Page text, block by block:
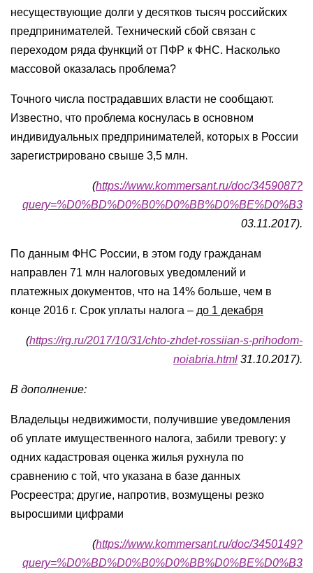
несуществующие долги у десятков тысяч российских
предпринимателей. Технический сбой связан с
переходом ряда функций от ПФР к ФНС. Насколько
массовой оказалась проблема?
Точного числа пострадавших власти не сообщают.
Известно, что проблема коснулась в основном
индивидуальных предпринимателей, которых в России
зарегистрировано свыше 3,5 млн.
(https://www.kommersant.ru/doc/3459087?
query=%D0%BD%D0%B0%D0%BB%D0%BE%D0%B3
03.11.2017).
По данным ФНС России, в этом году гражданам
направлен 71 млн налоговых уведомлений и
платежных документов, что на 14% больше, чем в
конце 2016 г. Срок уплаты налога – до 1 декабря
(https://rg.ru/2017/10/31/chto-zhdet-rossiian-s-prihodom-
noiabria.html 31.10.2017).
В дополнение:
Владельцы недвижимости, получившие уведомления
об уплате имущественного налога, забили тревогу: у
одних кадастровая оценка жилья рухнула по
сравнению с той, что указана в базе данных
Росреестра; другие, напротив, возмущены резко
выросшими цифрами
(https://www.kommersant.ru/doc/3450149?
query=%D0%BD%D0%B0%D0%BB%D0%BE%D0%B3